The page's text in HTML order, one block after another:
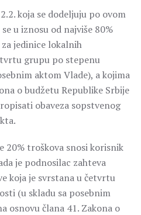
koja se dodeljuju po ovom
u iznosu od najviše 80%
jedinice lokalnih
grupu po stepenu
aktom Vlade), a kojima
o budžetu Republike Srbije
obaveza sopstvenog
20% troškova snosi korisnik
je podnosilac zahteva
koja je svrstana u četvrtu
(u skladu sa posebnim
osnovu člana 41. Zakona o